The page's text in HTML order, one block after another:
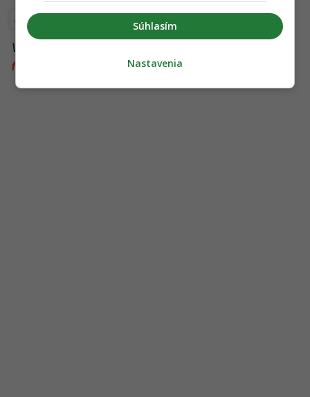
Štúdie, prieskumy a analýzy
Viac k téme:
futbal
majstrovstva sveta
Súhlasím
Nastavenia